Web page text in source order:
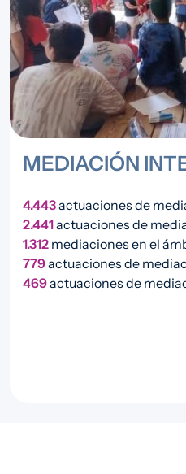
MEDIACIÓN
4.443actuaciones de
2.441actuaciones de
1.312 mediaciones en el
779actuaciones de
469actuaciones de